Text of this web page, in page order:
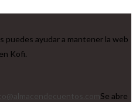
puedes ayudar a mantener la web
Kofi.
Se abre